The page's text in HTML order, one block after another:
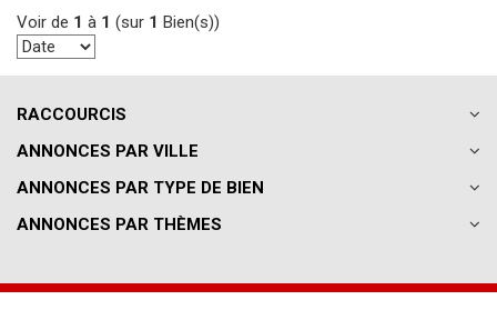
Voir de 1 à 1 (sur 1 Bien(s))
RACCOURCIS
ANNONCES PAR VILLE
ANNONCES PAR TYPE DE BIEN
ANNONCES PAR THÈMES